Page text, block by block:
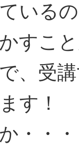
いる
すこ
、受
す！
・・